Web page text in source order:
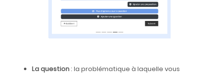
La question: la problématique à laquelle vous